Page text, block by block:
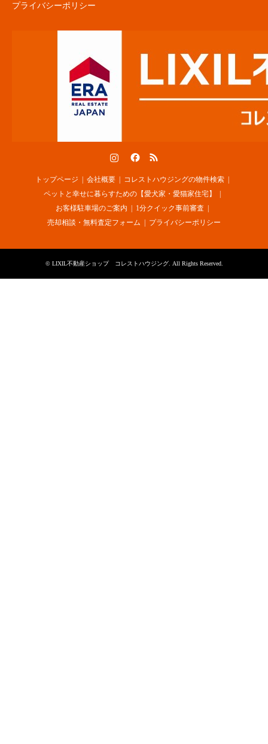
プライバシーポリシー
トップページ 会社概要
コレストハウジングの物件検索
ペットと幸せに暮らすための【愛犬家・愛猫家住宅】
お客様駐車場のご案内
1分クイック事前審査
売却相談・無料査定フォーム
プライバシーポリシー
© LIXIL不動産ショップ コレストハウジング. All Rights Reserved.